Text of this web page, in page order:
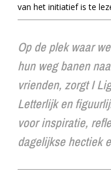
van het initiatief is te
Op de plek waar
hun weg banen
vrienden, zorgt I
Letterlijk en
voor inspiratie,
dagelijkse hectiek